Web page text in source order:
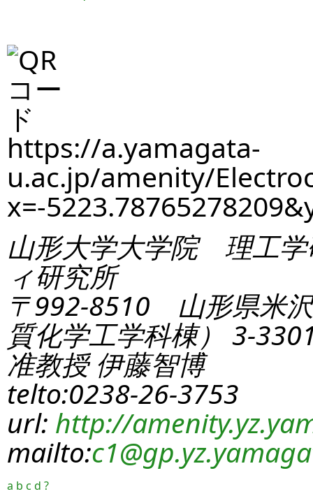
https://a.yamagata-
u.ac.jp/amenity/
x=-
山形大学大学院 理工学
ィ研究所
〒992-8510 山形県米
質化学工学科棟） 3-
准教授 伊藤智博
telto:0238-26-3753
url: http://
mailto:c1
a b c d ?